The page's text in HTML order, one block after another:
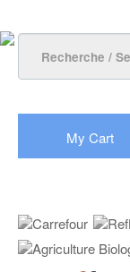
My Cart